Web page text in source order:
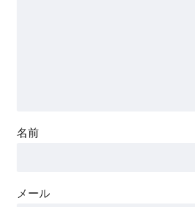
名前
メール